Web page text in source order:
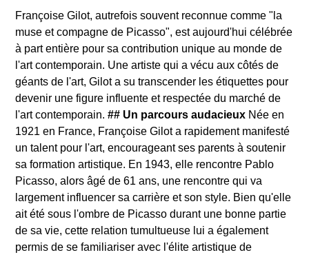
Françoise Gilot, autrefois souvent reconnue comme "la
muse et compagne de Picasso", est aujourd'hui célébrée
à part entière pour sa contribution unique au monde de
l'art contemporain. Une artiste qui a vécu aux côtés de
géants de l'art, Gilot a su transcender les étiquettes pour
devenir une figure influente et respectée du marché de
l'art contemporain.## Un parcours audacieux Née en
1921 en France, Françoise Gilot a rapidement manifesté
un talent pour l'art, encourageant ses parents à soutenir
sa formation artistique. En 1943, elle rencontre Pablo
Picasso, alors âgé de 61 ans, une rencontre qui va
largement influencer sa carrière et son style. Bien qu'elle
ait été sous l'ombre de Picasso durant une bonne partie
de sa vie, cette relation tumultueuse lui a également
permis de se familiariser avec l'élite artistique de